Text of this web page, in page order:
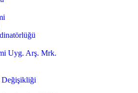
Uyg. Arş. Mrk.
Değişikliği